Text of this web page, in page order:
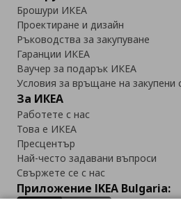
Брошури ИКЕА
Проектиране и дизайн
Ръководства за закупуване
Гаранции ИКЕА
Ваучер за подарък ИКЕА
Условия за връщане на закупени
За ИКЕА
Работете с нас
Това е ИКЕА
Пресцентър
Най-често задавани въпроси
Свържете се с нас
Приложение IKEA Bulgaria: